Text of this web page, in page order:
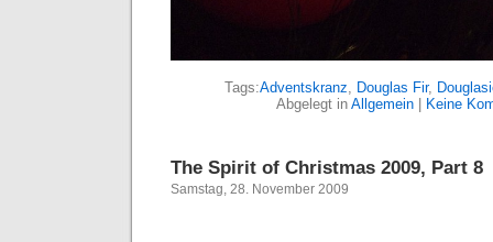
Tags:Adventskranz Douglas Fir,
Abgelegt in Allgemein | Keine
The Spirit of Christmas 2009, Part 8
Samstag, 28. November 2009